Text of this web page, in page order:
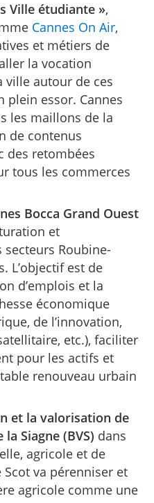
Ville étudiante »,
Cannes On Air,
et métiers de
la vocation
ville autour de ces
plein essor. Cannes
les maillons de la
de contenus
des retombées
tous les commerces
Bocca Grand Ouest
et
Roubine-
L’objectif est de
d’emplois et la
économique
de l’innovation,
etc.), faciliter
pour les actifs et
renouveau urbain
et la valorisation de
la Siagne (BVS) dans
agricole et de
va pérenniser et
agricole comme une